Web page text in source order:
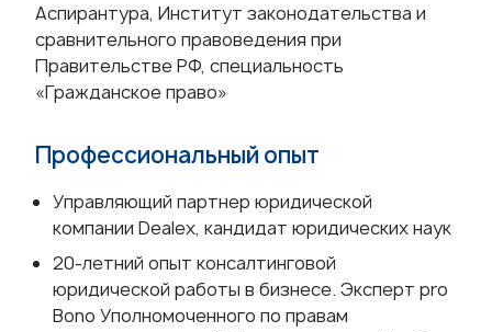
Аспирантура, Институт законодательства и
сравнительного правоведения при
Правительстве РФ, специальность
«Гражданское право»
Профессиональный опыт
Управляющий партнер юридической
компании Dealex, кандидат юридических наук
20-летний опыт консалтинговой
юридической работы в бизнесе. Эксперт pro
Bono Уполномоченного по правам